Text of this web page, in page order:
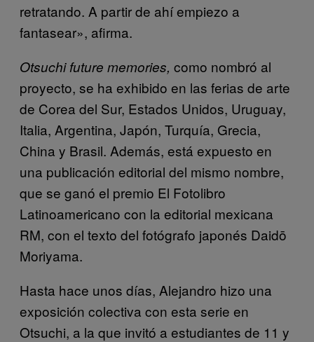
retratando. A partir de ahí empiezo a
fantasear», afirma.
Otsuchi future memories, como nombró al
proyecto, se ha exhibido en las ferias de arte
de Corea del Sur, Estados Unidos, Uruguay,
Italia, Argentina, Japón, Turquía, Grecia,
China y Brasil. Además, está expuesto en
una publicación editorial del mismo nombre,
que se ganó el premio El Fotolibro
Latinoamericano con la editorial mexicana
RM, con el texto del fotógrafo japonés Daidō
Moriyama.
Hasta hace unos días, Alejandro hizo una
exposición colectiva con esta serie en
Otsuchi, a la que invitó a estudiantes de 11 y